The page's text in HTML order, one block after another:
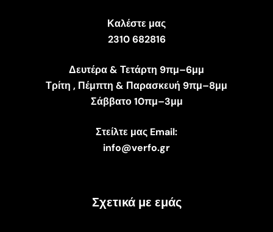
Καλέστε μας
2310 682816
Δευτέρα & Τετάρτη 9πμ–6μμ
Τρίτη , Πέμπτη & Παρασκευή 9πμ–8μμ
Σάββατο 10πμ–3μμ
Στείλτε μας Email:
info@verfo.gr
Σχετικά με εμάς